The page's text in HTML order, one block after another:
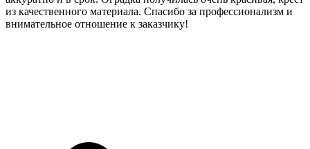
из качественного материала. Спасибо за профессионализм и
внимательное отношение к заказчику!